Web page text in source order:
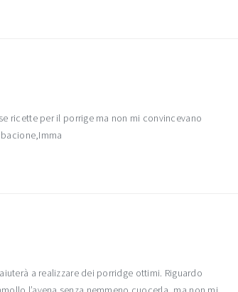
ricette per il porrige ma non mi convincevano
a realizzare dei porridge ottimi. Riguardo